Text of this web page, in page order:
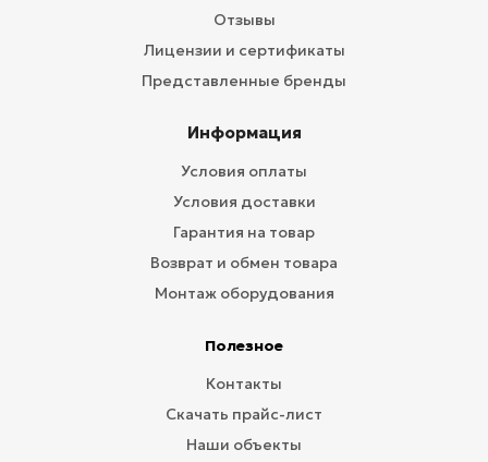
Отзывы
Лицензии и сертификаты
Представленные бренды
Информация
Условия оплаты
Условия доставки
Гарантия на товар
Возврат и обмен товара
Монтаж оборудования
Полезное
Контакты
Скачать прайс-лист
Наши объекты